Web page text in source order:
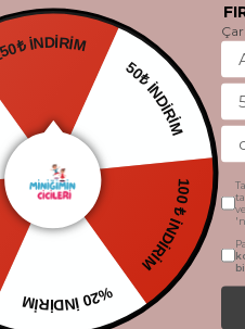
Çocuk
Çocuklar
yemek ve
150₺ İNDİRİM
50₺ İNDİRİM
100 ₺ İNDİRİM
%20 İNDİRİM